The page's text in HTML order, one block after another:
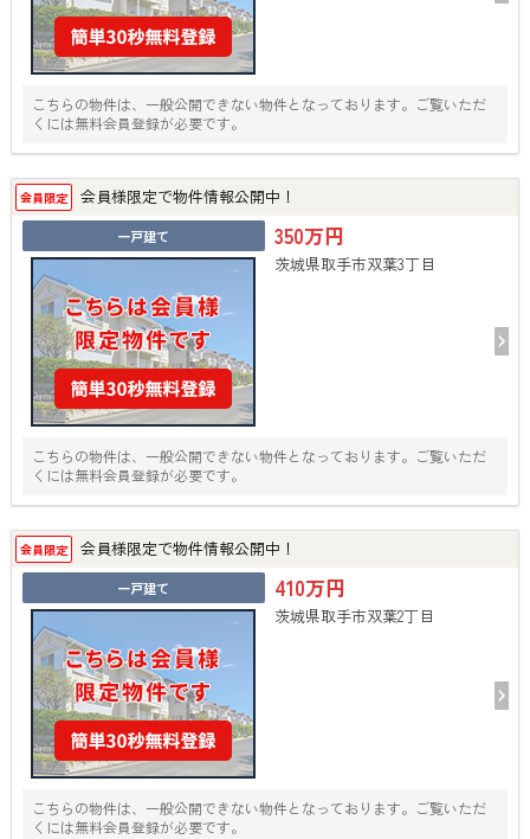
こちらの物件は、一般公開できない物件となっております。ご覧いただ
くには無料会員登録が必要です。
会員限定 会員様限定で物件情報公開中！
一戸建て 350万円
茨城県取手市双葉3丁目
こちらの物件は、一般公開できない物件となっております。ご覧いただ
くには無料会員登録が必要です。
会員限定 会員様限定で物件情報公開中！
一戸建て 410万円
茨城県取手市双葉2丁目
こちらの物件は、一般公開できない物件となっております。ご覧いただ
くには無料会員登録が必要です。